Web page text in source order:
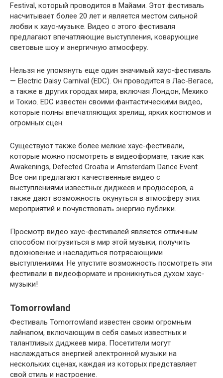
Festival, который проводится в Майами. Этот фестиваль
насчитывает более 20 лет и является местом сильной
любви к хаус-музыке. Видео с этого фестиваля
предлагают впечатляющие выступления, коварующие
световые шоу и энергичную атмосферу.
Нельзя не упомянуть еще один значимый хаус-фестиваль
— Electric Daisy Carnival (EDC). Он проводится в Лас-Вегасе,
а также в других городах мира, включая Лондон, Мехико
и Токио. EDC известен своими фантастическими видео,
которые полны впечатляющих зрелищ, ярких костюмов и
огромных сцен.
Существуют также более мелкие хаус-фестивали,
которые можно посмотреть в видеоформате, такие как
Awakenings, Defected Croatia и Amsterdam Dance Event.
Все они предлагают качественные видео с
выступлениями известных диджеев и продюсеров, а
также дают возможность окунуться в атмосферу этих
мероприятий и почувствовать энергию публики.
Просмотр видео хаус-фестивалей является отличным
способом погрузиться в мир этой музыки, получить
вдохновение и насладиться потрясающими
выступлениями. Не упустите возможность посмотреть эти
фестивали в видеоформате и проникнуться духом хаус-
музыки!
Tomorrowland
Фестиваль Tomorrowland известен своим огромным
лайнапом, включающим в себя самых известных и
талантливых диджеев мира. Посетители могут
наслаждаться энергией электронной музыки на
нескольких сценах, каждая из которых представляет
свой стиль и настроение.